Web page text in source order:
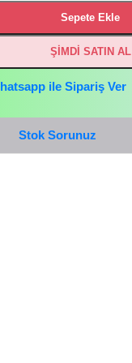
Sepete Ekle
ŞİMDİ SATIN AL
ile Sipariş Ver
Stok Sorunuz